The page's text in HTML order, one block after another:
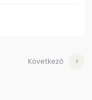
Következő